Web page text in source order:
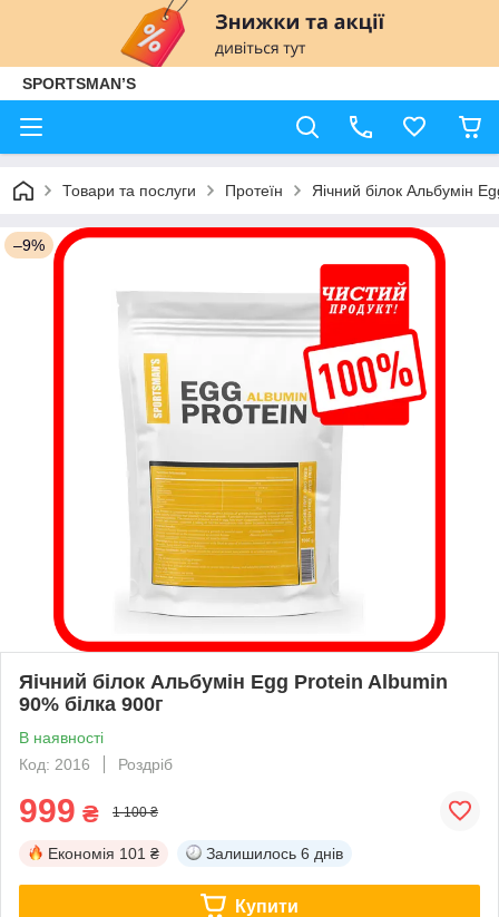
SPORTSMAN’S
Товари та послуги Протеїн Яічний білок Альбумін
–9%
Яічний білок Альбумін Egg Protein Albumin
90% білка 900г
В наявності
Код: 2016
Роздріб
999 ₴ 1 100 ₴
Економія 101 ₴ Залишилось 6 днів
Купити